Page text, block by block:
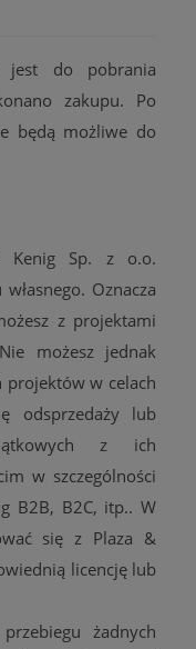
jest do pobrania
zakupu. Po
będą możliwe do
Kenig Sp. z o.o.
Oznacza
z projektami
możesz jednak
projektów w celach
odsprzedaży lub
z ich
w szczególności
B2B, B2C, itp.. W
się z Plaza &
licencję lub
żadnych